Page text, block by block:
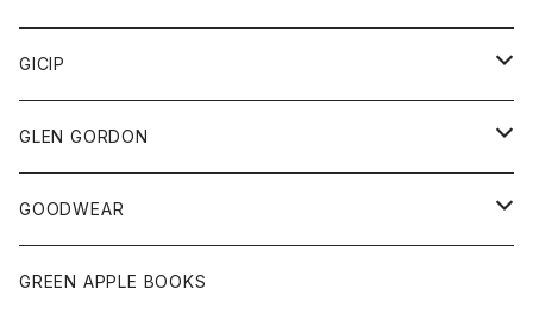
ボトム
パーカー
グッズ
ネクタイ
チーフ
トップス
シャツ
タンクトップ
ボトム
ショートパンツ
レディース
靴
サンダル
GICIP
トップス
Tシャツ
GLEN GORDON
グッズ
手袋
GOODWEAR
トップス
GREEN APPLE BOOKS